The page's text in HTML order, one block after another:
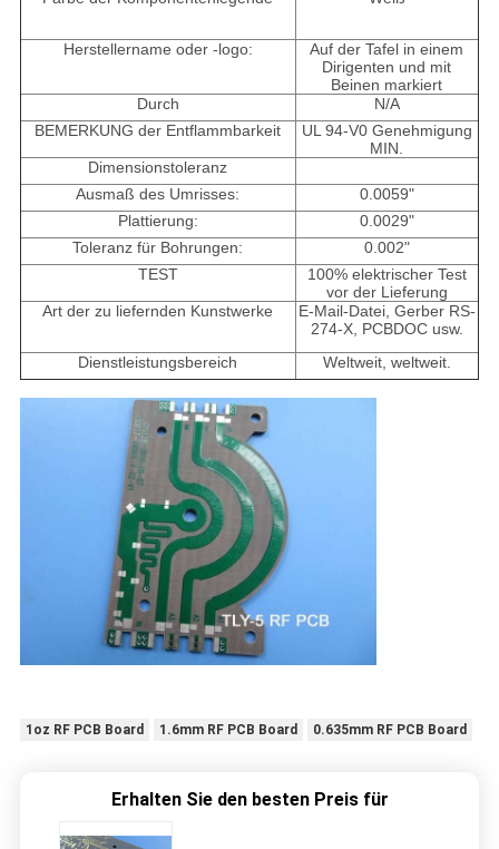
Herstellername oder -logo:
Auf der Tafel in einem
Dirigenten und mit
Beinen markiert
Durch
N/A
BEMERKUNG der Entflammbarkeit
UL 94-V0 Genehmigung
MIN.
Dimensionstoleranz
Ausmaß des Umrisses:
0.0059"
Plattierung:
0.0029"
Toleranz für Bohrungen:
0.002"
TEST
100% elektrischer Test
vor der Lieferung
Art der zu liefernden Kunstwerke
E-Mail-Datei, Gerber RS-
274-X, PCBDOC usw.
Dienstleistungsbereich
Weltweit, weltweit.
1oz RF PCB Board 1.6mm RF PCB Board 0.635mm RF PCB Board
Erhalten Sie den besten Preis für